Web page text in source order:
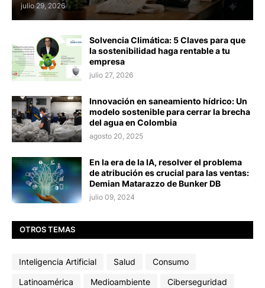
julio 29, 2026
Solvencia Climática: 5 Claves para que
la sostenibilidad haga rentable a tu
empresa
julio 27, 2026
Innovación en saneamiento hídrico: Un
modelo sostenible para cerrar la brecha
del agua en Colombia
agosto 20, 2025
En la era de la IA, resolver el problema
de atribución es crucial para las ventas:
Demian Matarazzo de Bunker DB
julio 09, 2024
OTROS TEMAS
Inteligencia Artificial Salud
Consumo
Latinoamérica
Medioambiente
Ciberseguridad